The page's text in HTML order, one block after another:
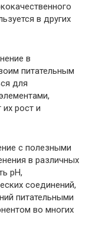
в других
в
питательным
для
рост и
с полезными
в различных
pH,
соединений,
питательными
во многих